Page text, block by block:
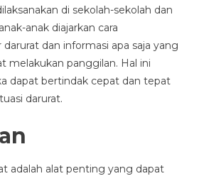
di sekolah-sekolah dan
anak diajarkan cara
dan informasi apa saja yang
melakukan panggilan. Hal ini
dapat bertindak cepat dan tepat
darurat.
adalah alat penting yang dapat